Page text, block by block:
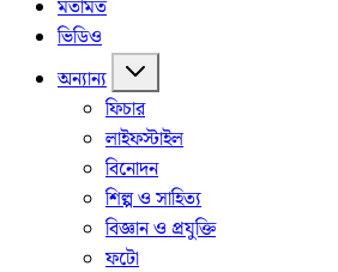
মতামত
ভিডিও
অন্যান্য
ফিচার
লাইফস্টাইল
বিনোদন
শিল্প ও সাহিত্য
বিজ্ঞান ও প্রযুক্তি
ফটো